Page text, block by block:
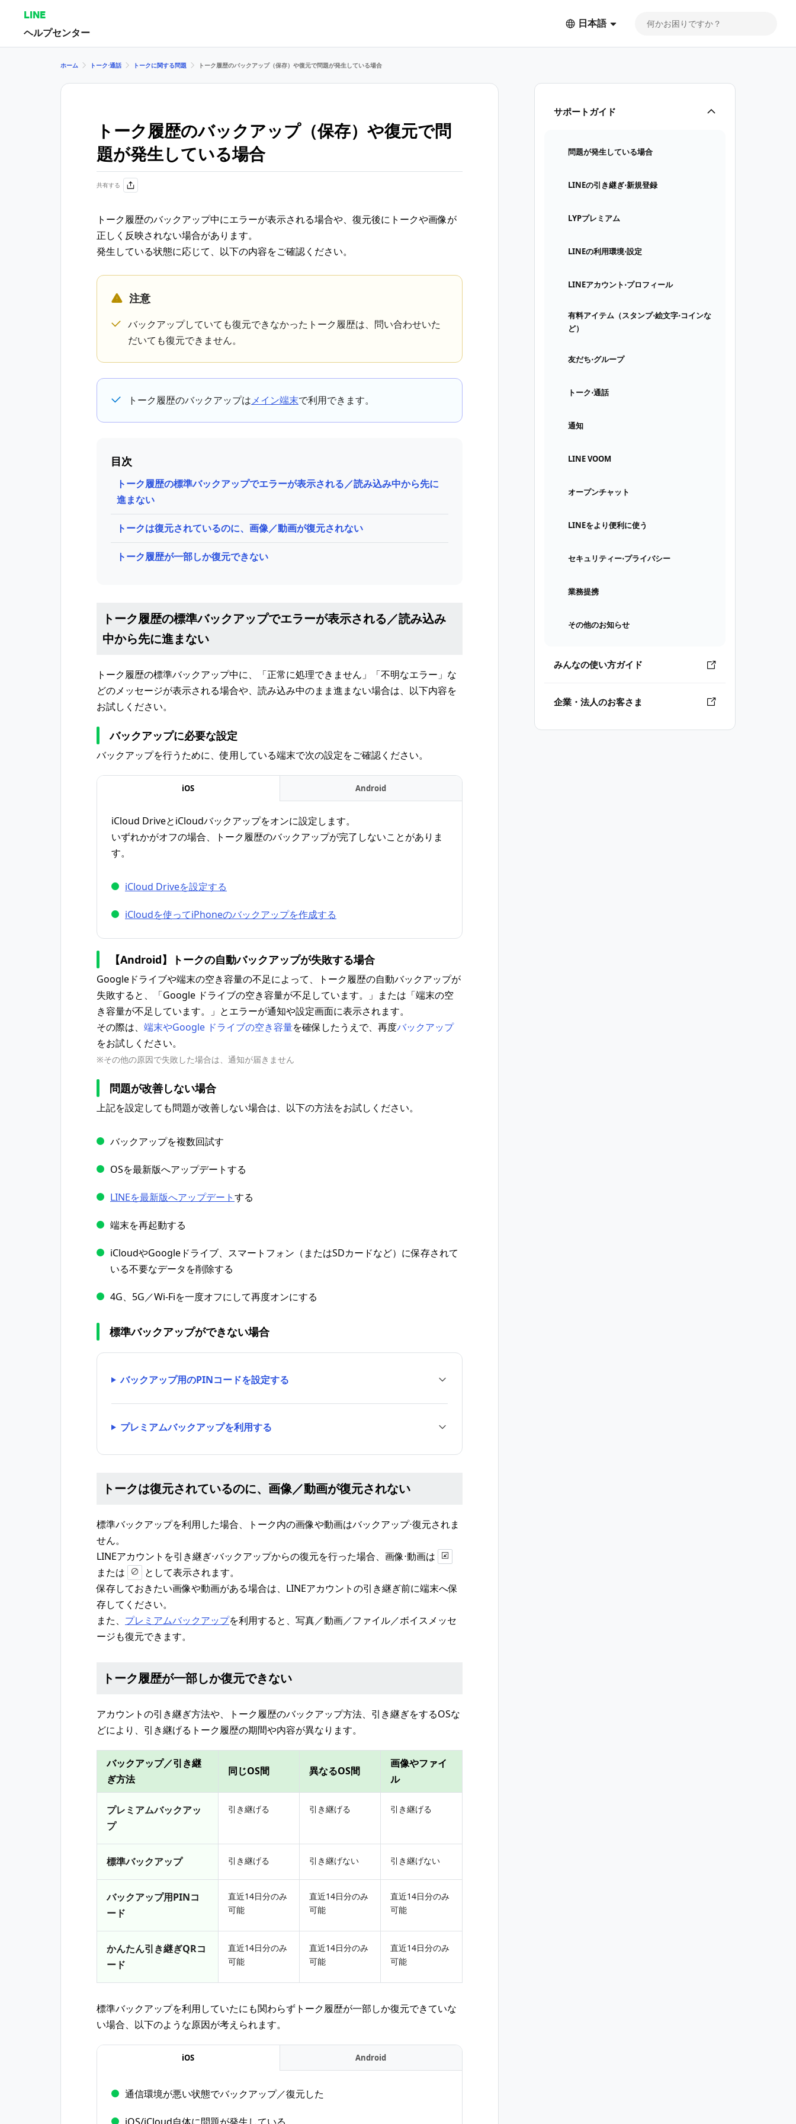
LINE
ヘルプセンター
日本語
サポートガイド
問題が発生している場合
LINEの引き継ぎ⋅新規登録
LYPプレミアム
LINEの利用環境⋅設定
LINEアカウント⋅プロフィール
有料アイテム（スタンプ⋅絵文字⋅コインな
ど）
友だち⋅グループ
トーク⋅通話
通知
LINE VOOM
オープンチャット
LINEをより便利に使う
セキュリティー⋅プライバシー
業務提携
その他のお知らせ
みんなの使い方ガイド
企業・法人のお客さま
ホーム トーク⋅通話 トークに関する問題 トーク履歴のバックアップ（保存）や復元で問題が発生している場合
トーク履歴のバックアップ（保存）や復元で問
題が発生している場合
共有する
トーク履歴のバックアップ中にエラーが表示される場合や、復元後にトークや画像が
正しく反映されない場合があります。
発生している状態に応じて、以下の内容をご確認ください。
注意
バックアップしていても復元できなかったトーク履歴は、問い合わせいた
だいても復元できません。
トーク履歴のバックアップはメイン端末で利用できます。
目次
トーク履歴の標準バックアップでエラーが表示される／読み込み中から先に
進まない
トークは復元されているのに、画像／動画が復元されない
トーク履歴が一部しか復元できない
トーク履歴の標準バックアップでエラーが表示される／読み込み
中から先に進まない
トーク履歴の標準バックアップ中に、「正常に処理できません」「不明なエラー」な
どのメッセージが表示される場合や、読み込み中のまま進まない場合は、以下内容を
お試しください。
バックアップに必要な設定
バックアップを行うために、使用している端末で次の設定をご確認ください。
iOS Android
iCloud DriveとiCloudバックアップをオンに設定します。
いずれかがオフの場合、トーク履歴のバックアップが完了しないことがありま
す。
iCloud Driveを設定する
iCloudを使ってiPhoneのバックアップを作成する
【Android】トークの自動バックアップが失敗する場合
Googleドライブや端末の空き容量の不足によって、トーク履歴の自動バックアップが
失敗すると、「Google ドライブの空き容量が不足しています。」または「端末の空
き容量が不足しています。」とエラーが通知や設定画面に表示されます。
その際は、 端末やGoogle ドライブの空き容量を確保したうえで、再度バックアップ
をお試しください。
※その他の原因で失敗した場合は、通知が届きません
問題が改善しない場合
上記を設定しても問題が改善しない場合は、以下の方法をお試しください。
バックアップを複数回試す
OSを最新版へアップデートする
LINEを最新版へアップデートする
端末を再起動する
iCloudやGoogleドライブ、スマートフォン（またはSDカードなど）に保存されて
いる不要なデータを削除する
4G、5G／Wi-Fiを一度オフにして再度オンにする
標準バックアップができない場合
バックアップ用のPINコードを設定する
プレミアムバックアップを利用する
トークは復元されているのに、画像／動画が復元されない
標準バックアップを利用した場合、トーク内の画像や動画はバックアップ⋅復元されま
せん。
LINEアカウントを引き継ぎ⋅バックアップからの復元を行った場合、画像⋅動画は
または
として表示されます。
保存しておきたい画像や動画がある場合は、LINEアカウントの引き継ぎ前に端末へ保
存してください。
また、 プレミアムバックアップを利用すると、写真／動画／ファイル／ボイスメッセ
ージも復元できます。
トーク履歴が一部しか復元できない
アカウントの引き継ぎ方法や、トーク履歴のバックアップ方法、引き継ぎをするOSな
どにより、引き継げるトーク履歴の期間や内容が異なります。
バックアップ／引き継
ぎ方法
同じOS間 異なるOS間
画像やファイ
ル
プレミアムバックアッ
プ
引き継げる 引き継げる 引き継げる
標準バックアップ 引き継げる 引き継げない 引き継げない
バックアップ用PINコ
ード
直近14日分のみ
可能
直近14日分のみ
可能
直近14日分のみ
可能
かんたん引き継ぎQRコ
ード
直近14日分のみ
可能
直近14日分のみ
可能
直近14日分のみ
可能
標準バックアップを利用していたにも関わらずトーク履歴が一部しか復元できていな
い場合、以下のような原因が考えられます。
iOS Android
通信環境が悪い状態でバックアップ／復元した